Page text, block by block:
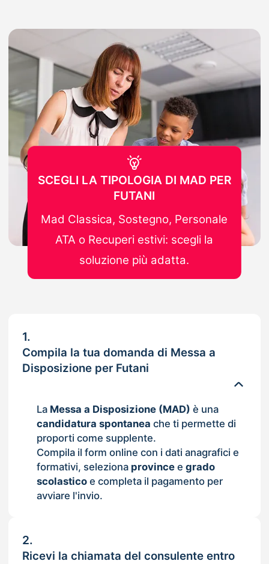
1.
Compila la tua domanda di Messa a
Disposizione per Futani
La Messa a Disposizione (MAD) è una
candidatura spontanea che ti permette di
proporti come supplente.
Compila il form online con i dati anagrafici e
formativi, seleziona provincee grado
scolasticoe completa il pagamento per
avviare l'invio.
2.
Ricevi la chiamata del consulente entro
SCEGLI LA TIPOLOGIA DI MAD PER
FUTANI
Mad Classica, Sostegno, Personale
ATA o Recuperi estivi: scegli la
soluzione più adatta.